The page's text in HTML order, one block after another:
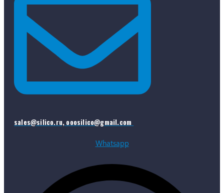
sales@silico.ru, ooosilico@gmail.com
Whatsapp